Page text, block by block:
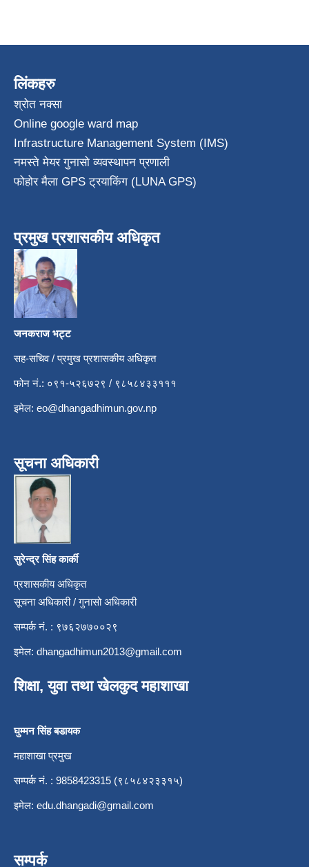
लिंकहरु
श्रोत नक्सा
Online google ward map
Infrastructure Management System (IMS)
नमस्ते मेयर गुनासो व्यवस्थापन प्रणाली
फोहोर मैला GPS ट्रयाकिंग (LUNA GPS)
प्रमुख प्रशासकीय अधिकृत
जनकराज भट्ट
सह-सचिव / प्रमुख प्रशासकीय अधिकृत
फोन नं.: ०९१-५२६७२९ / ९८५८४३३१११
इमेल: eo@dhangadhimun.gov.np
सूचना अधिकारी
सुरेन्द्र सिंह कार्की
प्रशासकीय अधिकृत
सूचना अधिकारी / गुनासो अधिकारी
सम्पर्क नं. : ९७६२७७००२९
इमेल: dhangadhimun2013@gmail.com
शिक्षा, युवा तथा खेलकुद महाशाखा
घुम्मन सिंह बडायक
महाशाखा प्रमुख
सम्पर्क नं. : 9858423315 (९८५८४२३३१५)
इमेल: edu.dhangadi@gmail.com
सम्पर्क